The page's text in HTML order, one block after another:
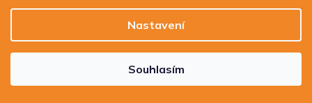
Nastavení
Souhlasím
Telefony & tablety
Ochrana osobních údajů